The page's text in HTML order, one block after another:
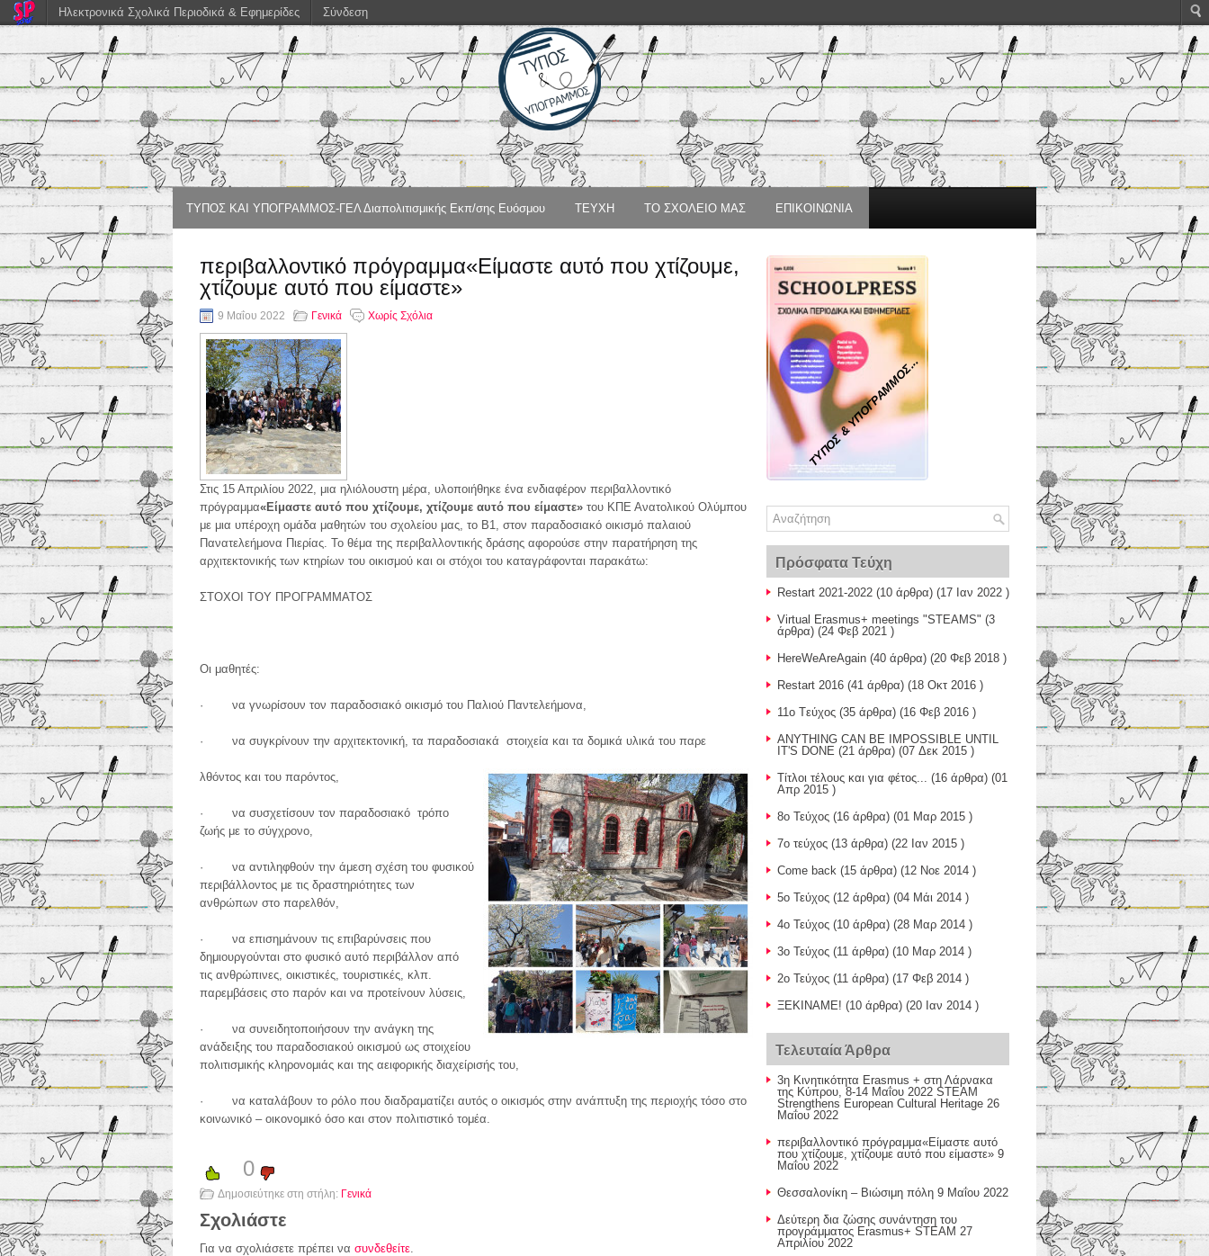
ΤΥΠΟΣ ΚΑΙ ΥΠΟΓΡΑΜΜΟΣ-ΓΕΛ Διαπολιτισμικής Εκπ/σης Ευόσμου ΤΕΥΧΗ ΤΟ ΣΧΟΛΕΙΟ ΜΑΣ ΕΠΙΚΟΙΝΩΝΙΑ
περιβαλλοντικό πρόγραμμα«Είμαστε αυτό που χτίζουμε,
χτίζουμε αυτό που είμαστε»
9 Μαΐου 2022 Γενικά Χωρίς Σχόλια
Στις 15 Απριλίου 2022, μια ηλιόλουστη μέρα, υλοποιήθηκε ένα ενδιαφέρον περιβαλλοντικό
πρόγραμμα«Είμαστε αυτό που χτίζουμε, χτίζουμε αυτό που είμαστε» του ΚΠΕ Ανατολικού Ολύμπου
με μια υπέροχη ομάδα μαθητών του σχολείου μας, το Β1, στον παραδοσιακό οικισμό παλαιού
Πανατελεήμονα Πιερίας. Το θέμα της περιβαλλοντικής δράσης αφορούσε στην παρατήρηση της
αρχιτεκτονικής των κτηρίων του οικισμού και οι στόχοι του καταγράφονται παρακάτω:
ΣΤΟΧΟΙ ΤΟΥ ΠΡΟΓΡΑΜΜΑΤΟΣ
Οι μαθητές:
· να γνωρίσουν τον παραδοσιακό οικισμό του Παλιού Παντελεήμονα,
· να συγκρίνουν την αρχιτεκτονική, τα παραδοσιακά στοιχεία και τα δομικά υλικά του παρε
λθόντος και του παρόντος,
· να συσχετίσουν τον παραδοσιακό τρόπο
ζωής με το σύγχρονο,
· να αντιληφθούν την άμεση σχέση του φυσικού
περιβάλλοντος με τις δραστηριότητες των
ανθρώπων στο παρελθόν,
· να επισημάνουν τις επιβαρύνσεις που
δημιουργούνται στο φυσικό αυτό περιβάλλον από
τις ανθρώπινες, οικιστικές, τουριστικές, κλπ.
παρεμβάσεις στο παρόν και να προτείνουν λύσεις,
· να συνειδητοποιήσουν την ανάγκη της
ανάδειξης του παραδοσιακού οικισμού ως στοιχείου
πολιτισμικής κληρονομιάς και της αειφορικής διαχείρισής του,
· να καταλάβουν το ρόλο που διαδραματίζει αυτός ο οικισμός στην ανάπτυξη της περιοχής τόσο στο
κοινωνικό – οικονομικό όσο και στον πολιτιστικό τομέα.
0
Δημοσιεύτηκε στη στήλη: Γενικά
Σχολιάστε
Για να σχολιάσετε πρέπει να συνδεθείτε.
ΤΥΠΟΣ & ΥΠΟΓΡΑΜΜΟΣ...
Πρόσφατα Τεύχη
Restart 2021-2022 (10 άρθρα) (17 Ιαν 2022 )
Virtual Erasmus+ meetings "STEAMS" (3
άρθρα) (24 Φεβ 2021 )
HereWeAreAgain (40 άρθρα) (20 Φεβ 2018 )
Restart 2016 (41 άρθρα) (18 Οκτ 2016 )
11o Tεύχος (35 άρθρα) (16 Φεβ 2016 )
ANYTHING CAN BE IMPOSSIBLE UNTIL
IT'S DONE (21 άρθρα) (07 Δεκ 2015 )
Τίτλοι τέλους και για φέτος... (16 άρθρα) (01
Απρ 2015 )
8o Τεύχος (16 άρθρα) (01 Μαρ 2015 )
7o τεύχος (13 άρθρα) (22 Ιαν 2015 )
Come back (15 άρθρα) (12 Νοε 2014 )
5o Τεύχος (12 άρθρα) (04 Μάι 2014 )
4o Τεύχος (10 άρθρα) (28 Μαρ 2014 )
3o Τεύχος (11 άρθρα) (10 Μαρ 2014 )
2ο Τεύχος (11 άρθρα) (17 Φεβ 2014 )
ΞΕΚΙΝΑΜΕ! (10 άρθρα) (20 Ιαν 2014 )
Τελευταία Άρθρα
3η Κινητικότητα Erasmus + στη Λάρνακα
της Κύπρου, 8-14 Μαΐου 2022 STEAM
Strengthens European Cultural Heritage 26
Μαΐου 2022
περιβαλλοντικό πρόγραμμα«Είμαστε αυτό
που χτίζουμε, χτίζουμε αυτό που είμαστε» 9
Μαΐου 2022
Θεσσαλονίκη – Βιώσιμη πόλη 9 Μαΐου 2022
Δεύτερη δια ζώσης συνάντηση του
προγράμματος Erasmus+ STEAM 27
Απριλίου 2022
Ηλεκτρονικά Σχολικά Περιοδικά & Εφημερίδες Σύνδεση